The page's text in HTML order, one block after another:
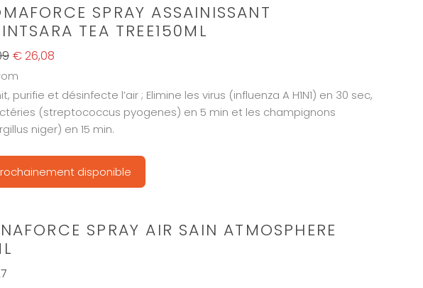
SPRAY ASSAINISSANT
TEA TREE150ML
€ 26,08
purifie et désinfecte l’air ; Elimine les virus (influenza A H1N1) en 30 sec,
(streptococcus pyogenes) en 5 min et les champignons
niger) en 15 min.
disponible
SPRAY AIR SAIN ATMOSPHERE